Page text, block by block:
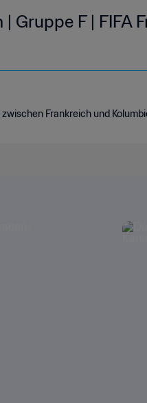
| Gruppe F | FIFA
Frankreich und